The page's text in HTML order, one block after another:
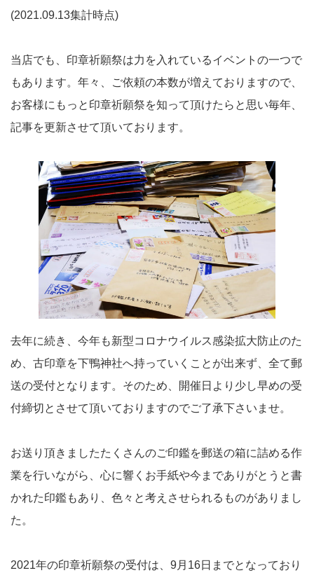
(2021.09.13集計時点)
当店でも、印章祈願祭は力を入れているイベントの一つで
もあります。年々、ご依頼の本数が増えておりますので、
お客様にもっと印章祈願祭を知って頂けたらと思い毎年、
記事を更新させて頂いております。
去年に続き、今年も新型コロナウイルス感染拡大防止のた
め、古印章を下鴨神社へ持っていくことが出来ず、全て郵
送の受付となります。そのため、開催日より少し早めの受
付締切とさせて頂いておりますのでご了承下さいませ。
お送り頂きましたたくさんのご印鑑を郵送の箱に詰める作
業を行いながら、心に響くお手紙や今までありがとうと書
かれた印鑑もあり、色々と考えさせられるものがありまし
た。
2021年の印章祈願祭の受付は、9月16日までとなっており